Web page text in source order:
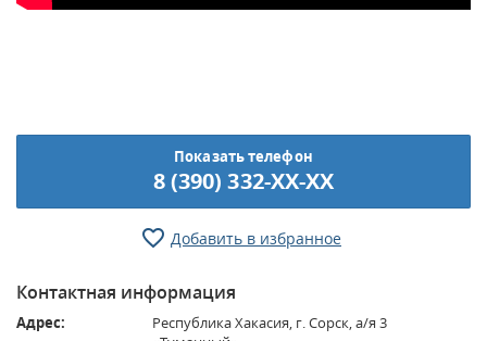
Показать телефон
8 (390) 332-XX-XX
Добавить в избранное
Контактная информация
Адрес:
Республика Хакасия, г. Сорск, а/я 3